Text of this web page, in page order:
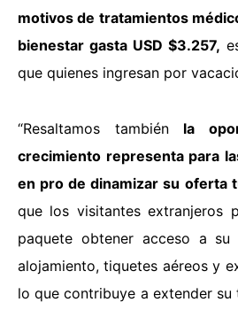
motivos de tratamientos
bienestar gasta USD $3.257,
que quienes ingresan por
“Resaltamos también la
crecimiento representa para
en pro de dinamizar su oferta
que los visitantes extranjeros
paquete obtener acceso a su
alojamiento, tiquetes aéreos y
lo que contribuye a extender